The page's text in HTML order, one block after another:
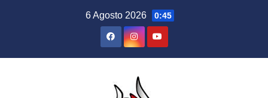
6 Agosto 2026 0:45